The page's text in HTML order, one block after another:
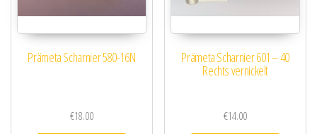
Prämeta Scharnier 580-16N
€18.00
Prämeta Scharnier 601 – 40
Rechts vernickelt
€14.00